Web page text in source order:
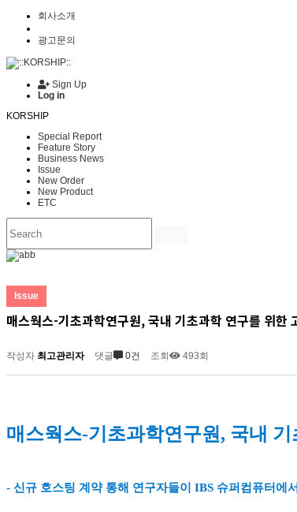
회사소개
광고문의
Sign Up
Log in
KORSHIP
Special Report
Feature Story
Business News
Issue
New Order
New Product
ETC
Issue
매스웍스-기초과학연구원, 국내 기초과학 연구를 위한
작성자 최고관리자 댓글 0건 조회 493회
매스웍스-기초과학연구원, 국내
- 신규 호스팅 계약 통해 연구자들이 IBS 슈퍼컴퓨터에